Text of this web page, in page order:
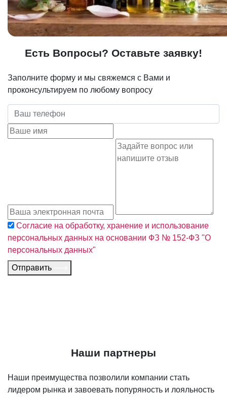
Есть Вопросы? Оставьте заявку!
Заполните форму и мы свяжемся с Вами и
проконсультируем по любому вопросу
Согласие на обработку, хранение и использование
персональных данных на основании ФЗ № 152-ФЗ "О
персональных данных"
Отправить
Наши партнеры
Наши преимущества позволили компании стать
лидером рынка и завоевать попуряность и лояльность